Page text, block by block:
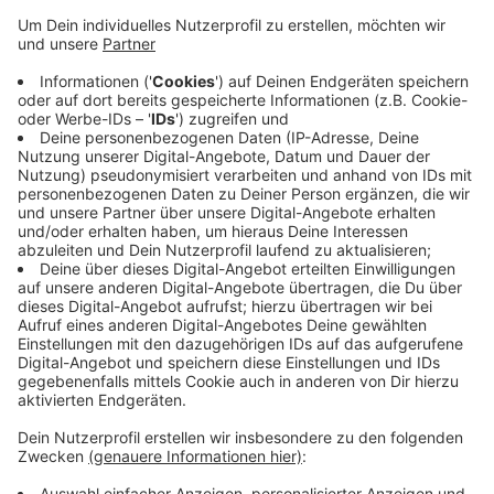
Anzeige
Ab dieser Stufe ist das öffentliche Grillen an den vier
Standorten in Opladen,
Hitdorf, Küppersteg und Steinbüchel automatisch
verboten. Ab Sonntag rechnet der Deutsche
Wetterdienst für unser Stadtgebiet sogar mit der
höchsten Waldbrandstufe 5. Auch Rauchen im Wald ist
jetzt verboten. Zuwiderhandlungen will die Stadt mit
einem sofortigen Bußgeld von 50 Euro ahnden. Das
Grillverbot gilt laut Stadt bis zum 31. Oktober.
Anzeige